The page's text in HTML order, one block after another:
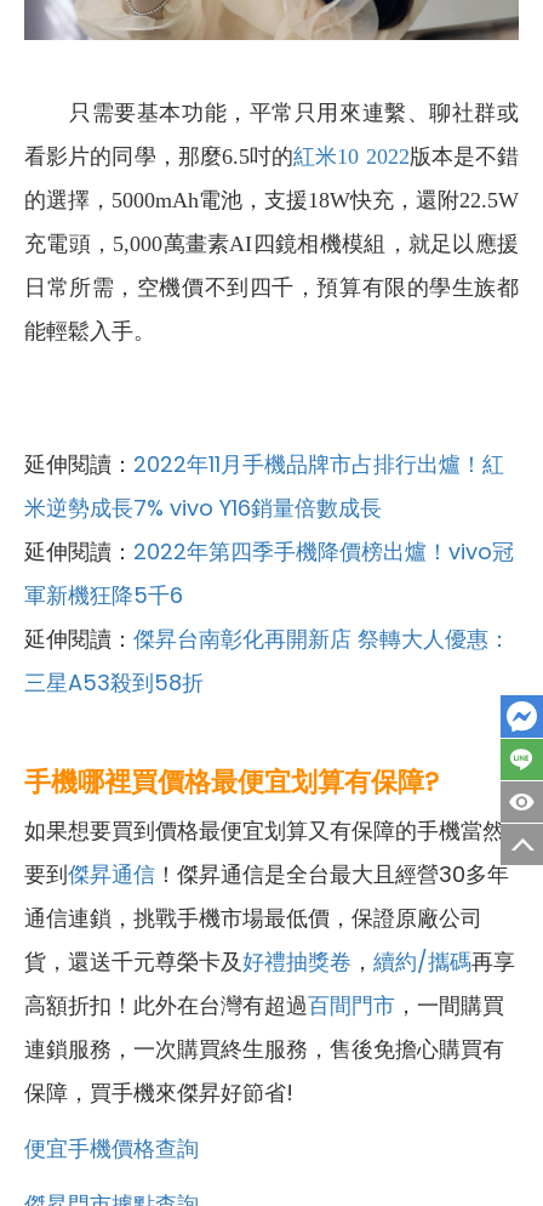
只需要基本功能，平常只用來連繫、聊社群或
看影片的同學，那麼6.5吋的紅米10 2022版本是不錯
的選擇，5000mAh電池，支援18W快充，還附22.5W
充電頭，5,000萬畫素AI四鏡相機模組，就足以應援
日常所需，空機價不到四千，預算有限的學生族都
能輕鬆入手。
延伸閱讀： 2022年11月手機品牌市占排行出爐！紅
米逆勢成長7% vivo Y16銷量倍數成長
延伸閱讀： 2022年第四季手機降價榜出爐！vivo冠
軍新機狂降5千6
延伸閱讀： 傑昇台南彰化再開新店 祭轉大人優惠：
三星A53殺到58折
手機哪裡買價格最便宜划算有保障?
如果想要買到價格最便宜划算又有保障的手機當然
要到傑昇通信 ！傑昇通信是全台最大且經營30多年
通信連鎖，挑戰手機市場最低價，保證原廠公司
貨，還送千元尊榮卡及好禮抽獎卷 ， 續約/攜碼再享
高額折扣！此外在台灣有超過百間門市 ，一間購買
連鎖服務，一次購買終生服務，售後免擔心購買有
保障，買手機來傑昇好節省!
便宜手機價格查詢